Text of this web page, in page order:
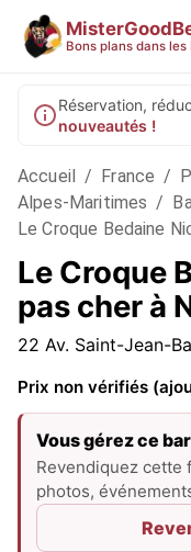
Bons plans dans les
Réservation,
nouveautés !
Accueil / France /
Alpes-Maritimes /
Le Croque Bedaine
Le Croque
pas cher à
22 Av. Saint-Jean-
Prix non vérifiés
Vous gérez ce
Revendiquez cette
photos,